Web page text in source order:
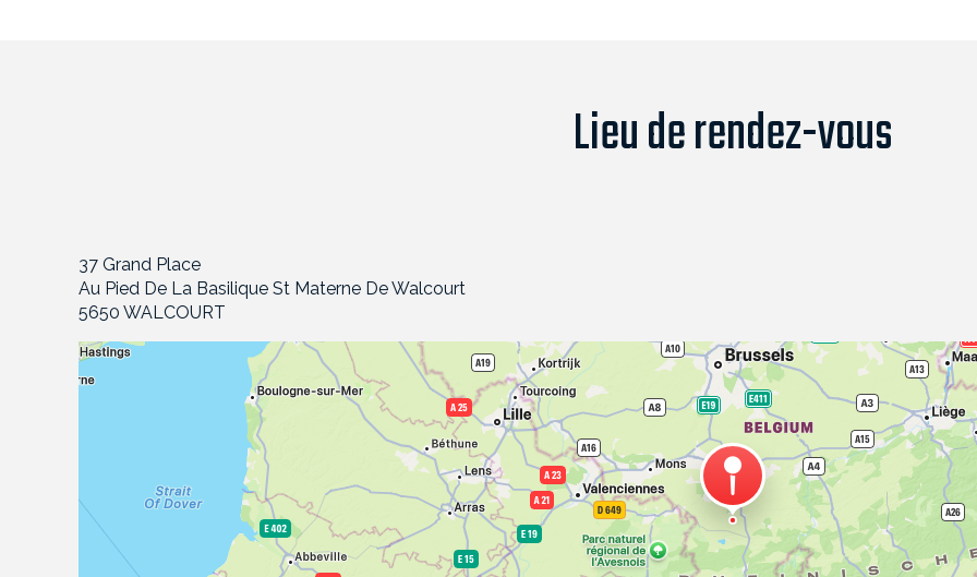
Lieu de rendez-vous
37 Grand Place
Au Pied De La Basilique St Materne De Walcourt
5650 WALCOURT